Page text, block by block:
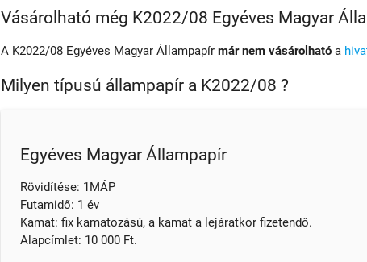
Vásárolható még K2022/08 Egyéves Magyar
A K2022/08 Egyéves Magyar Állampapírmár nem vásárolható a
Milyen típusú állampapír a K2022/08 ?
Egyéves Magyar Állampapír
Rövidítése: 1MÁP
Futamidő: 1 év
Kamat: fix kamatozású, a kamat a lejáratkor fizetendő.
Alapcímlet: 10 000 Ft.